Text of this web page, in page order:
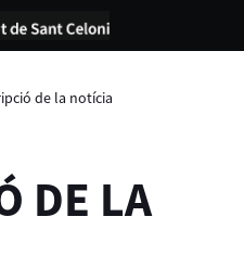
de la notícia
DE LA